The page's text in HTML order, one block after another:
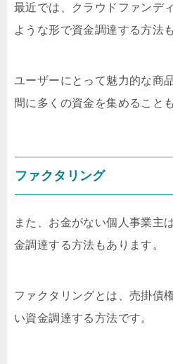
最近では、クラウドファンデ
ような形で資金調達する方法
ユーザーにとって魅力的な商
間に多くの資金を集めること
ファクタリング
また、お金がない個人事業主
金調達する方法もあります。
ファクタリングとは、売掛債
い資金調達する方法です。